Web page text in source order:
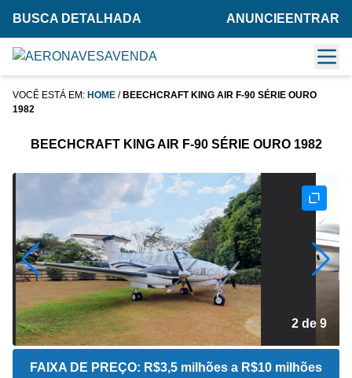
BUSCA DETALHADA ANUNCIE ENTRAR
VOCÊ ESTÁ EM: HOME / BEECHCRAFT KING AIR F-90 SÉRIE OURO
1982
BEECHCRAFT KING AIR F-90 SÉRIE OURO 1982
2 de 9
FAIXA DE PREÇO: R$3,5 milhões a R$10 milhões